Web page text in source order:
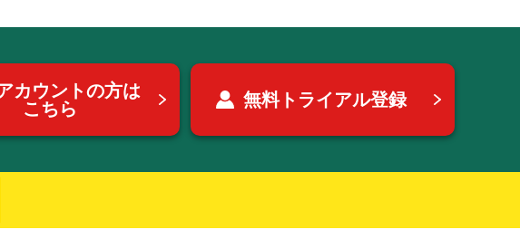
カウントの方は
こちら
無料トライアル登録